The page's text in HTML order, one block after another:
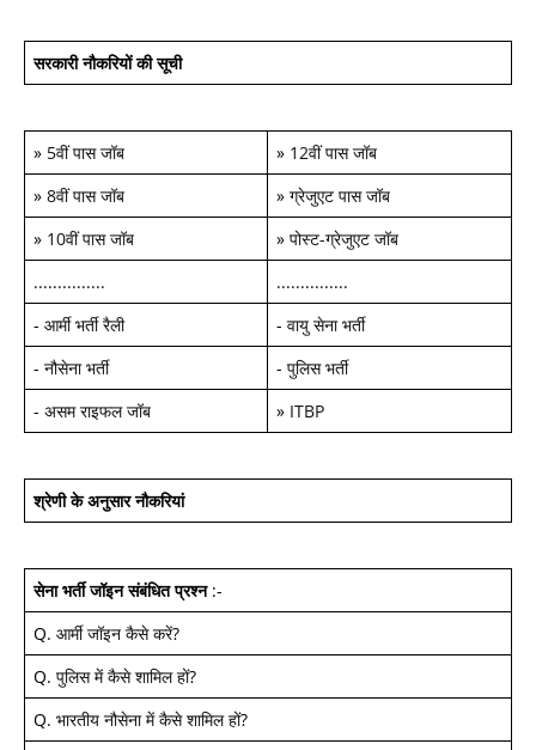
सरकारी नौकरियों की सूची
» 5वीं पास जॉब » 12वीं पास जॉब
» 8वीं पास जॉब » ग्रेजुएट पास जॉब
» 10वीं पास जॉब » पोस्ट-ग्रेजुएट जॉब
...............
...............
- आर्मी भर्ती रैली - वायु सेना भर्ती
- नौसेना भर्ती - पुलिस भर्ती
- असम राइफल जॉब » ITBP
श्रेणी के अनुसार नौकरियां
सेना भर्ती जॉइन संबंधित प्रश्न:-
Q. आर्मी जॉइन कैसे करें?
Q. पुलिस में कैसे शामिल हों?
Q. भारतीय नौसेना में कैसे शामिल हों?